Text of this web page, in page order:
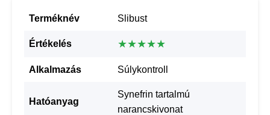
Terméknév Slibust
Értékelés ★★★★★
Alkalmazás Súlykontroll
Hatóanyag
Synefrin tartalmú
narancskivonat